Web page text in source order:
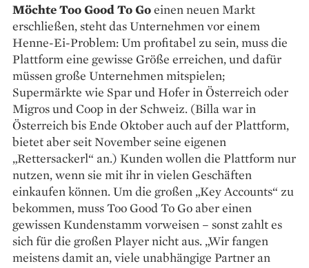
Möchte Too Good To Goeinen neuen Markt
erschließen, steht das Unternehmen vor ­einem
Henne-Ei-Problem: Um profitabel zu sein, muss die
Plattform eine gewisse Größe erreichen, und dafür
müssen große Unternehmen mit­spielen;
Supermärkte wie Spar und Hofer in ­Österreich oder
Migros und Coop in der Schweiz. (Billa war in
Österreich bis Ende Oktober auch auf der Plattform,
bietet aber seit November seine eige­nen
„Rettersackerl“ an.) Kunden wollen die Plattform nur
nutzen, wenn sie mit ihr in ­vielen ­Geschäften
einkaufen können. Um die großen „Key Accounts“ zu
bekommen, muss Too Good To Go aber einen
gewissen Kundenstamm vorweisen – sonst zahlt es
sich für die großen Player nicht aus. „Wir fangen
meistens damit an, viele unabhängige Partner an